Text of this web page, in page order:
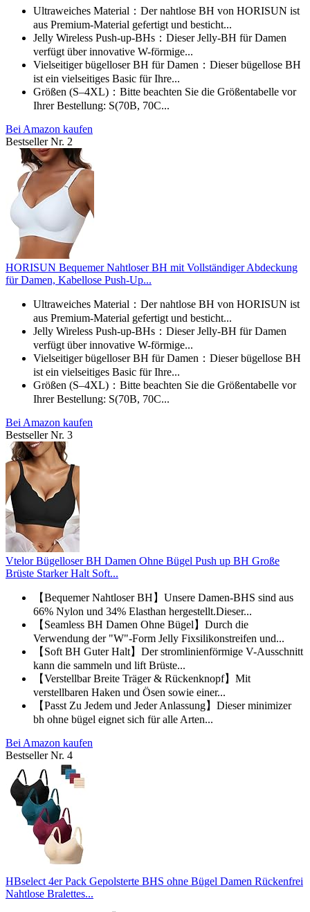
Ultraweiches Material：Der nahtlose BH von HORISUN ist
aus Premium-Material gefertigt und besticht...
Jelly Wireless Push-up-BHs：Dieser Jelly-BH für Damen
verfügt über innovative W-förmige...
Vielseitiger bügelloser BH für Damen：Dieser bügellose BH
ist ein vielseitiges Basic für Ihre...
Größen (S–4XL)：Bitte beachten Sie die Größentabelle vor
Ihrer Bestellung: S(70B, 70C...
Bei Amazon kaufen
Bestseller Nr. 2
HORISUN Bequemer Nahtloser BH mit Vollständiger Abdeckung
für Damen, Kabellose Push-Up...
Ultraweiches Material：Der nahtlose BH von HORISUN ist
aus Premium-Material gefertigt und besticht...
Jelly Wireless Push-up-BHs：Dieser Jelly-BH für Damen
verfügt über innovative W-förmige...
Vielseitiger bügelloser BH für Damen：Dieser bügellose BH
ist ein vielseitiges Basic für Ihre...
Größen (S–4XL)：Bitte beachten Sie die Größentabelle vor
Ihrer Bestellung: S(70B, 70C...
Bei Amazon kaufen
Bestseller Nr. 3
Vtelor Bügelloser BH Damen Ohne Bügel Push up BH Große
Brüste Starker Halt Soft...
【Bequemer Nahtloser BH】Unsere Damen-BHS sind aus
66% Nylon und 34% Elasthan hergestellt.Dieser...
【Seamless BH Damen Ohne Bügel】Durch die
Verwendung der "W"-Form Jelly Fixsilikonstreifen und...
【Soft BH Guter Halt】Der stromlinienförmige V-Ausschnitt
kann die sammeln und lift Brüste...
【Verstellbar Breite Träger & Rückenknopf】Mit
verstellbaren Haken und Ösen sowie einer...
【Passt Zu Jedem und Jeder Anlassung】Dieser minimizer
bh ohne bügel eignet sich für alle Arten...
Bei Amazon kaufen
Bestseller Nr. 4
HBselect 4er Pack Gepolsterte BHS ohne Bügel Damen Rückenfrei
Nahtlose Bralettes...